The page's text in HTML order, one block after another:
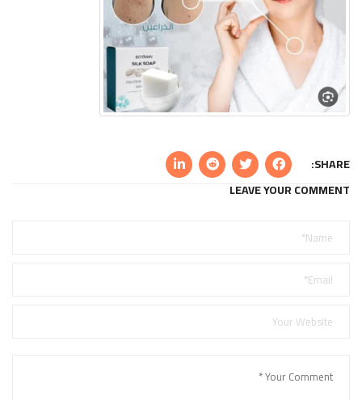
SHARE:
LEAVE YOUR COMMENT